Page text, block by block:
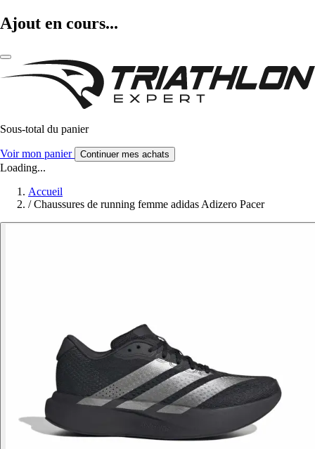
Ajout en cours...
Sous-total du panier
Voir mon panier Continuer mes achats
Loading...
Accueil
/ Chaussures de running femme adidas Adizero Pacer